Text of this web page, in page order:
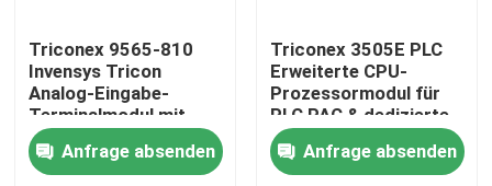
Triconex 9565-810
Invensys Tricon
Analog-Eingabe-
Terminalmodul mit
einer Garantie von 1
JahrAnfrage absenden
Triconex 3505E PLC
Erweiterte CPU-
Prozessormodul für
PLC PAC & dedizierte
Controller
Anfrage absenden